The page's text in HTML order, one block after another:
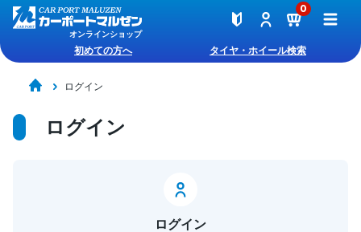
オンラインショップ
0
初めての方へ タイヤ・ホイール検索
ログイン
ログイン
ログイン